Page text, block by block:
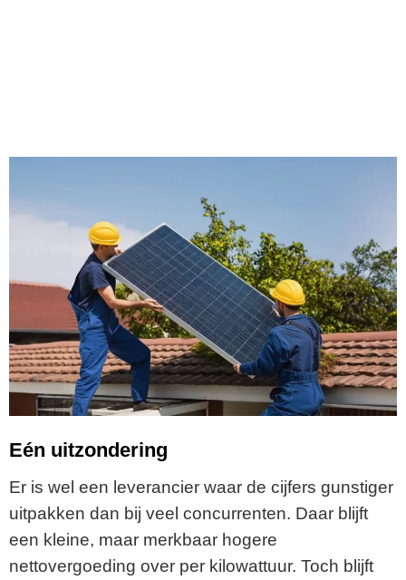
Eén uitzondering
Er is wel een leverancier waar de cijfers gunstiger
uitpakken dan bij veel concurrenten. Daar blijft
een kleine, maar merkbaar hogere
nettovergoeding over per kilowattuur. Toch blijft